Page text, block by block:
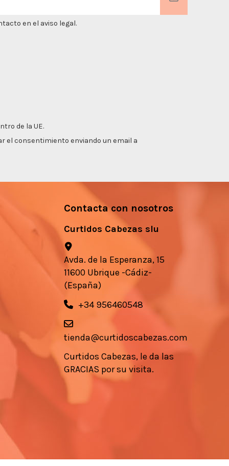
en el aviso legal.
de la UE.
el consentimiento enviando un email a
Contacta con nosotros
Curtidos Cabezas slu
Avda. de la Esperanza, 15
11600 Ubrique -Cádiz-
(España)
+34 956460548
tienda@curtidoscabezas.com
Curtidos Cabezas, le da las
GRACIAS por su visita.